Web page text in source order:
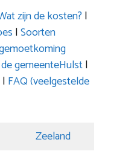
zijn de kosten? |
|Soorten
gemeenteHulst|
| FAQ (veelgestelde
Zeeland